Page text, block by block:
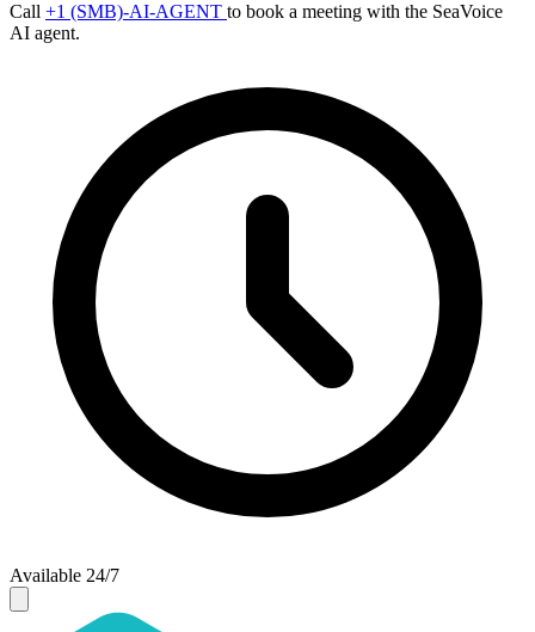
Call +1 (SMB)-AI-AGENT to book a meeting with the SeaVoice
AI agent.
Available 24/7